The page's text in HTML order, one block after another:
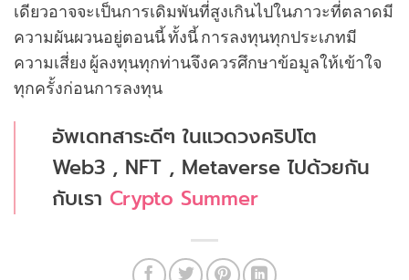
เดียวอาจจะเป็นการเดิมพันที่สูงเกินไปในภาวะที่ตลาดมี
ความผันผวนอยู่ตอนนี้ ทั้งนี้ การลงทุนทุกประเภทมี
ความเสี่ยง ผู้ลงทุนทุกท่านจึงควรศึกษาข้อมูลให้เข้าใจ
ทุกครั้งก่อนการลงทุน
อัพเดทสาระดีๆ ในแวดวงคริปโต
Web3 , NFT , Metaverse ไปด้วยกัน
กับเรา Crypto Summer